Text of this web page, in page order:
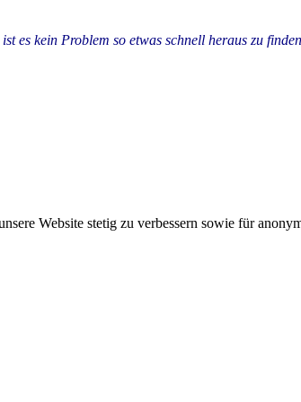
es kein Problem so etwas schnell heraus zu
Website stetig zu verbessern sowie für